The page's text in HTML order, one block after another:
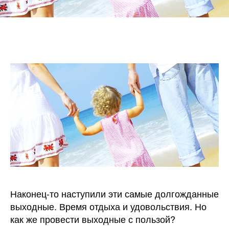
Наконец-то наступили эти самые долгожданные
выходные. Время отдыха и удовольствия. Но
как же провести выходные с пользой?